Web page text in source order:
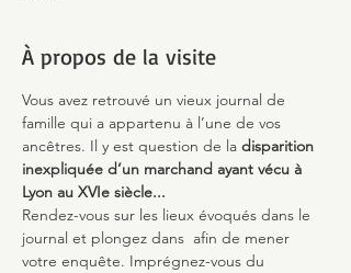
À propos de la visite
Vous avez retrouvé un vieux journal de
famille qui a appartenu à l’une de vos
ancêtres. Il y est question de la disparition
inexpliquée d’un marchand ayant vécu à
Lyon au XVIe siècle...
Rendez-vous sur les lieux évoqués dans le
journal et plongez dans afin de mener
votre enquête. Imprégnez-vous du